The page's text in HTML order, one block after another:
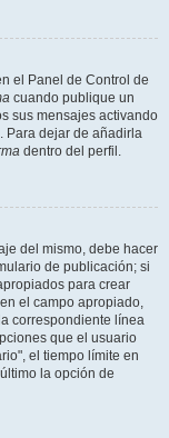
el Panel de Control de
cuando publique un
sus mensajes activando
Para dejar de añadirla
dentro del perfil.
del mismo, debe hacer
de publicación; si
para crear
el campo apropiado,
correspondiente línea
que el usuario
el tiempo límite en
la opción de